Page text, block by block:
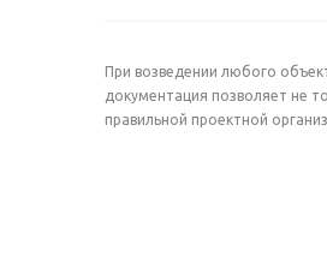
При возведении любого
документация позволяет не
правильной проектной